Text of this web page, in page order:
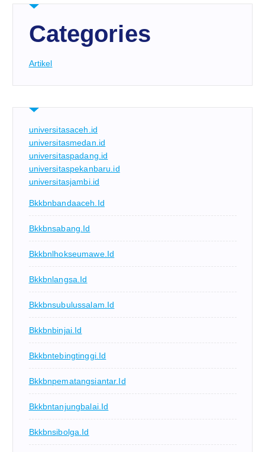
Categories
Artikel
universitasaceh.id
universitasmedan.id
universitaspadang.id
universitaspekanbaru.id
universitasjambi.id
Bkkbnbandaaceh.id
Bkkbnsabang.id
Bkkbnlhokseumawe.id
Bkkbnlangsa.id
Bkkbnsubulussalam.id
Bkkbnbinjai.id
Bkkbntebingtinggi.id
Bkkbnpematangsiantar.id
Bkkbntanjungbalai.id
Bkkbnsibolga.id